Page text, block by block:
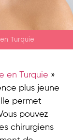
Turquie
en Turquie »
plus jeune
permet
pouvez
chirurgiens